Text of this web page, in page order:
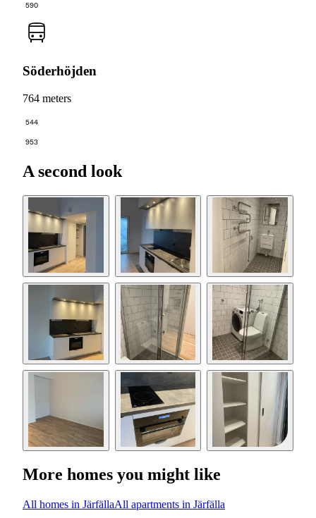
590
Söderhöjden
764 meters
544
953
A second look
More homes you might like
All homes in JärfällaAll apartments in Järfälla